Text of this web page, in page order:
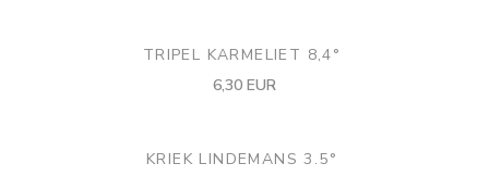
TRIPEL KARMELIET 8,4°
6,30 EUR
KRIEK LINDEMANS 3.5°